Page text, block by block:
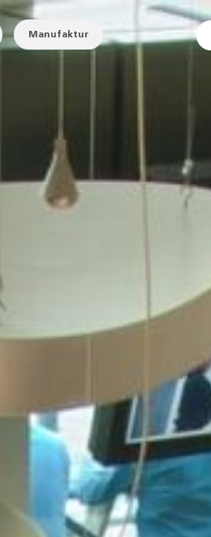
Manufaktur